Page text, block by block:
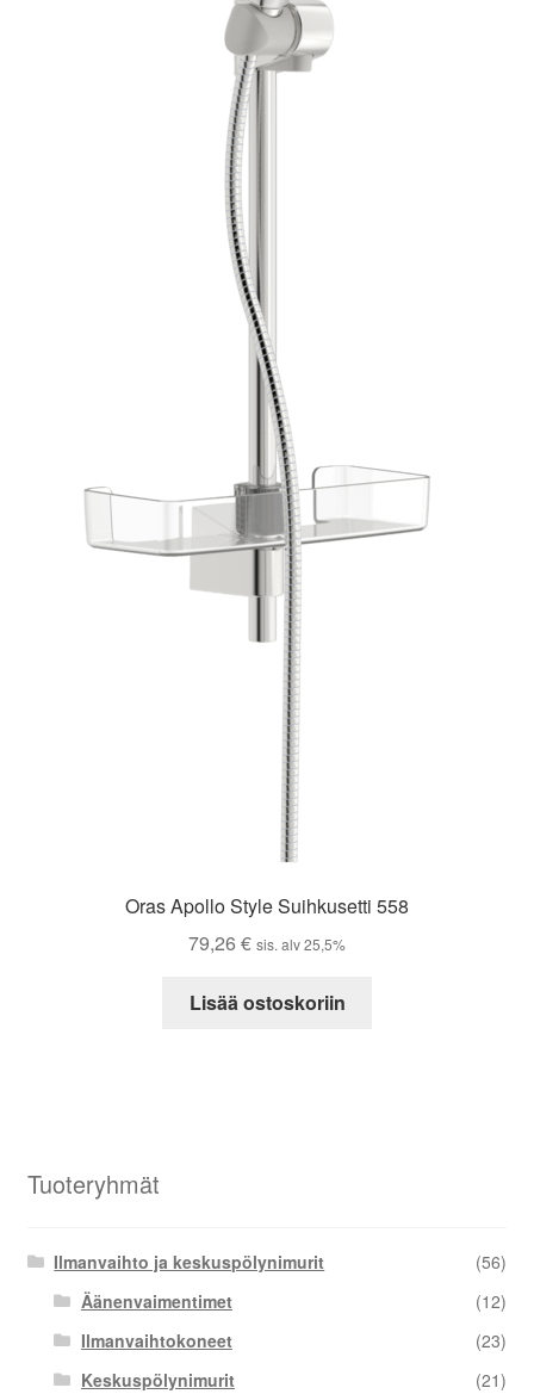
Oras Apollo Style Suihkusetti 558
79,26 € sis. alv 25,5%
Lisää ostoskoriin
Tuoteryhmät
Ilmanvaihto ja keskuspölynimurit
(56)
Äänenvaimentimet
(12)
Ilmanvaihtokoneet
(23)
Keskuspölynimurit
(21)